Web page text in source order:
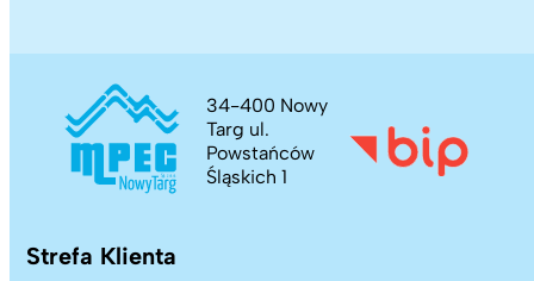
34-400 Nowy
Targ ul.
Powstańców
Śląskich 1
Strefa Klienta